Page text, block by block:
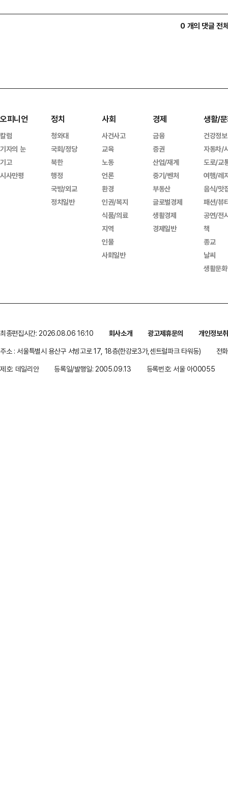
0 개의 댓글 전
오피니언
칼럼
기자의 눈
기고
시사만평
정치
청와대
국회/정당
북한
행정
국방/외교
정치일반
사회
사건사고
교육
노동
언론
환경
인권/복지
식품/의료
지역
인물
사회일반
경제
금융
증권
산업/재계
중기/벤처
부동산
글로벌경제
생활경제
경제일반
생활/
건강정보
자동차/
도로/교
여행/레
음식/맛
패션/뷰
공연/전
책
종교
날씨
생활문
최종편집시간: 2026.08.06 16:10 회사소개 광고제휴문의
개인정보
주소 : 서울특별시 용산구 서빙고로 17, 18층(한강로3가,센트럴파크 타워동)
전
제호: 데일리안
등록일/발행일: 2005.09.13 등록번호: 서울 아00055